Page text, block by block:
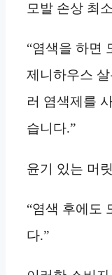
모발 손상 최
“염색을 하면
제니하우스
러 염색제를
습니다.”
윤기 있는 머
“염색 후에도
다.”